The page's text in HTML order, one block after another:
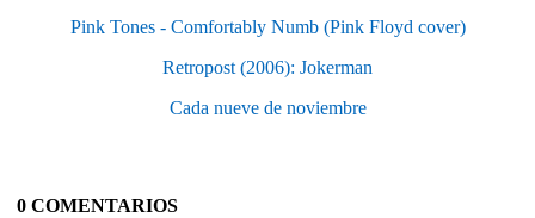
Pink Tones - Comfortably Numb (Pink Floyd cover)
Retropost (2006): Jokerman
Cada nueve de noviembre
0 COMENTARIOS